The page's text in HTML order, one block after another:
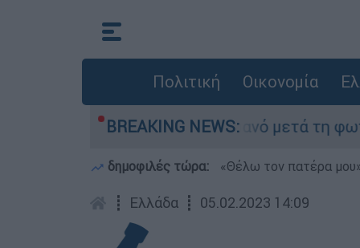
Πολιτική Οικονομία
BREAKING NEWS:
στο Πόρτο Γερμανό μετά τη φωτιά -
δημοφιλές τώρα: «Θέλω τον πατέρα
┋ Ελλάδα ┋ 05.02.2023 14:09